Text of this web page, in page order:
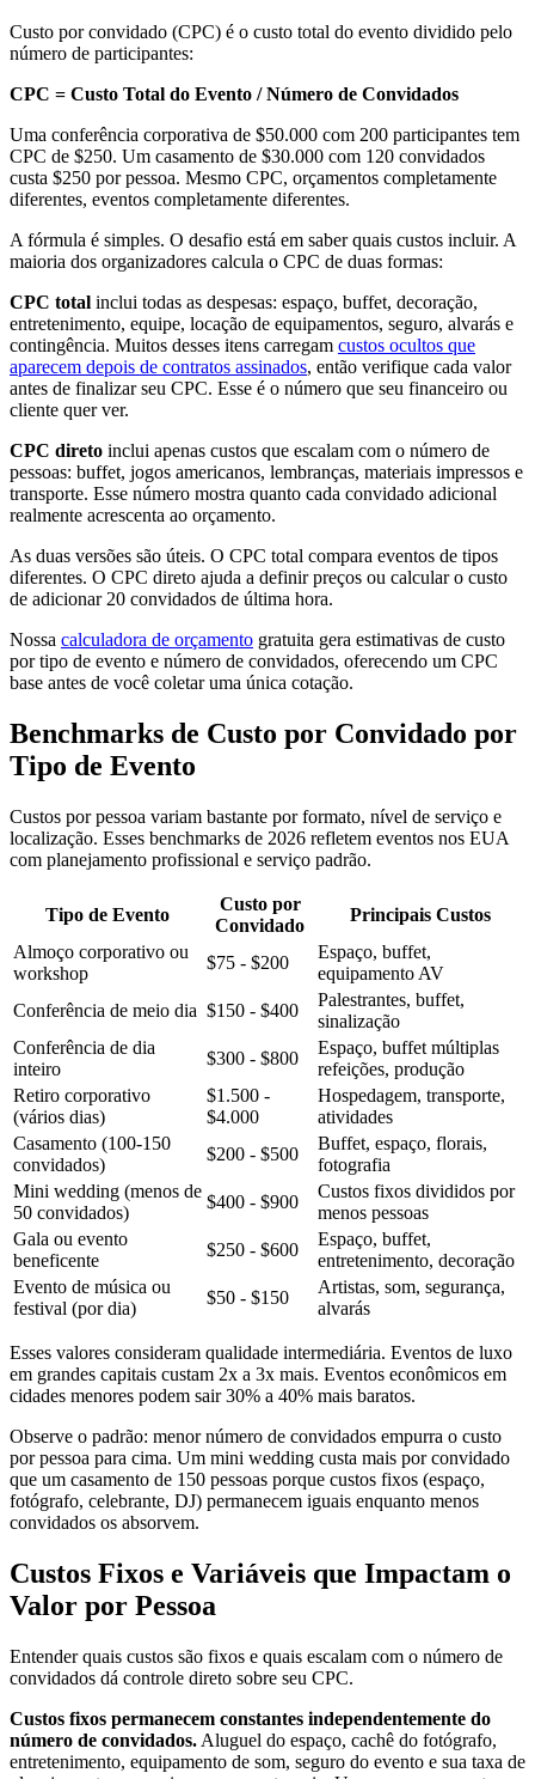
Custo por convidado (CPC) é o custo total do evento dividido pelo
número de participantes:
CPC = Custo Total do Evento / Número de Convidados
Uma conferência corporativa de $50.000 com 200 participantes tem
CPC de $250. Um casamento de $30.000 com 120 convidados
custa $250 por pessoa. Mesmo CPC, orçamentos completamente
diferentes, eventos completamente diferentes.
A fórmula é simples. O desafio está em saber quais custos incluir. A
maioria dos organizadores calcula o CPC de duas formas:
CPC total inclui todas as despesas: espaço, buffet, decoração,
entretenimento, equipe, locação de equipamentos, seguro, alvarás e
contingência. Muitos desses itens carregam custos ocultos que
aparecem depois de contratos assinados, então verifique cada valor
antes de finalizar seu CPC. Esse é o número que seu financeiro ou
cliente quer ver.
CPC direto inclui apenas custos que escalam com o número de
pessoas: buffet, jogos americanos, lembranças, materiais impressos e
transporte. Esse número mostra quanto cada convidado adicional
realmente acrescenta ao orçamento.
As duas versões são úteis. O CPC total compara eventos de tipos
diferentes. O CPC direto ajuda a definir preços ou calcular o custo
de adicionar 20 convidados de última hora.
Nossa calculadora de orçamento gratuita gera estimativas de custo
por tipo de evento e número de convidados, oferecendo um CPC
base antes de você coletar uma única cotação.
Benchmarks de Custo por Convidado por
Tipo de Evento
Custos por pessoa variam bastante por formato, nível de serviço e
localização. Esses benchmarks de 2026 refletem eventos nos EUA
com planejamento profissional e serviço padrão.
Tipo de Evento
Custo por
Convidado
Principais Custos
Almoço corporativo ou
workshop
$75 - $200
Espaço, buffet,
equipamento AV
Conferência de meio dia $150 - $400
Palestrantes, buffet,
sinalização
Conferência de dia
inteiro
$300 - $800
Espaço, buffet múltiplas
refeições, produção
Retiro corporativo
(vários dias)
$1.500 -
$4.000
Hospedagem, transporte,
atividades
Casamento (100-150
convidados)
$200 - $500
Buffet, espaço, florais,
fotografia
Mini wedding (menos de
50 convidados)
$400 - $900
Custos fixos divididos por
menos pessoas
Gala ou evento
beneficente
$250 - $600
Espaço, buffet,
entretenimento, decoração
Evento de música ou
festival (por dia)
$50 - $150
Artistas, som, segurança,
alvarás
Esses valores consideram qualidade intermediária. Eventos de luxo
em grandes capitais custam 2x a 3x mais. Eventos econômicos em
cidades menores podem sair 30% a 40% mais baratos.
Observe o padrão: menor número de convidados empurra o custo
por pessoa para cima. Um mini wedding custa mais por convidado
que um casamento de 150 pessoas porque custos fixos (espaço,
fotógrafo, celebrante, DJ) permanecem iguais enquanto menos
convidados os absorvem.
Custos Fixos e Variáveis que Impactam o
Valor por Pessoa
Entender quais custos são fixos e quais escalam com o número de
convidados dá controle direto sobre seu CPC.
Custos fixos permanecem constantes independentemente do
número de convidados. Aluguel do espaço, cachê do fotógrafo,
entretenimento, equipamento de som, seguro do evento e sua taxa de